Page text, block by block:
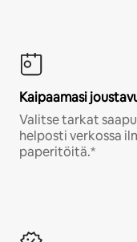
Kaipaamasi
Valitse tarkat
helposti verkossa
paperitöitä.*